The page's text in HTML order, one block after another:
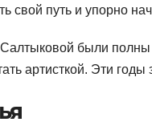
свой путь и упорно
были полны
артисткой. Эти